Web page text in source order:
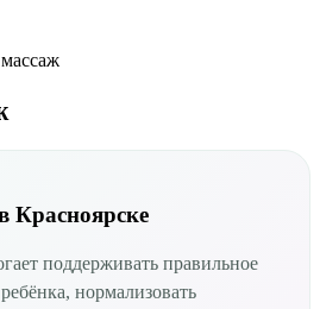
Красноярске
поддерживать правильное
нормализовать